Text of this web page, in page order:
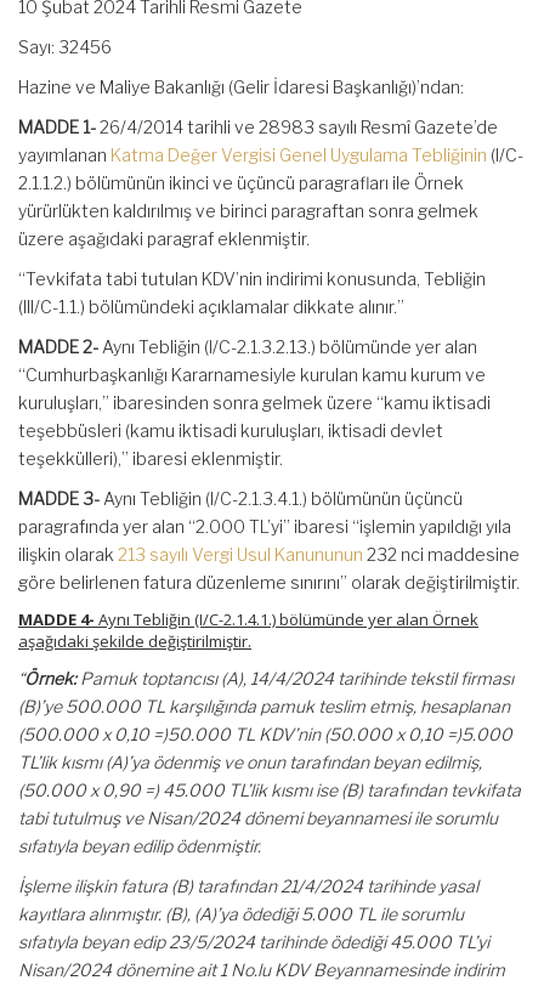
10 Şubat 2024 Tarihli Resmi Gazete
Sayı: 32456
Hazine ve Maliye Bakanlığı (Gelir İdaresi Başkanlığı)’ndan:
MADDE 1-26/4/2014 tarihli ve 28983 sayılı Resmî Gazete’de
yayımlanan Katma Değer Vergisi Genel Uygulama Tebliğinin (I/C-
2.1.1.2.) bölümünün ikinci ve üçüncü paragrafları ile Örnek
yürürlükten kaldırılmış ve birinci paragraftan sonra gelmek
üzere aşağıdaki paragraf eklenmiştir.
“Tevkifata tabi tutulan KDV’nin indirimi konusunda, Tebliğin
(III/C-1.1.) bölümündeki açıklamalar dikkate alınır.”
MADDE 2- Aynı Tebliğin (I/C-2.1.3.2.13.) bölümünde yer alan
“Cumhurbaşkanlığı Kararnamesiyle kurulan kamu kurum ve
kuruluşları,” ibaresinden sonra gelmek üzere “kamu iktisadi
teşebbüsleri (kamu iktisadi kuruluşları, iktisadi devlet
teşekkülleri),” ibaresi eklenmiştir.
MADDE 3- Aynı Tebliğin (I/C-2.1.3.4.1.) bölümünün üçüncü
paragrafında yer alan “2.000 TL’yi” ibaresi “işlemin yapıldığı yıla
ilişkin olarak 213 sayılı Vergi Usul Kanununun 232 nci maddesine
göre belirlenen fatura düzenleme sınırını” olarak değiştirilmiştir.
MADDE 4- Aynı Tebliğin (I/C-2.1.4.1.) bölümünde yer alan Örnek
aşağıdaki şekilde değiştirilmiştir.
“Örnek:Pamuk toptancısı (A), 14/4/2024 tarihinde tekstil firması
(B)’ye 500.000 TL karşılığında pamuk teslim etmiş, hesaplanan
(500.000 x 0,10 =)50.000 TL KDV’nin (50.000 x 0,10 =)5.000
TL’lik kısmı (A)’ya ödenmiş ve onun tarafından beyan edilmiş,
(50.000 x 0,90 =) 45.000 TL’lik kısmı ise (B) tarafından tevkifata
tabi tutulmuş ve Nisan/2024 dönemi beyannamesi ile sorumlu
sıfatıyla beyan edilip ödenmiştir.
İşleme ilişkin fatura (B) tarafından 21/4/2024 tarihinde yasal
kayıtlara alınmıştır. (B), (A)’ya ödediği 5.000 TL ile sorumlu
sıfatıyla beyan edip 23/5/2024 tarihinde ödediği 45.000 TL’yi
Nisan/2024 dönemine ait 1 No.lu KDV Beyannamesinde indirim